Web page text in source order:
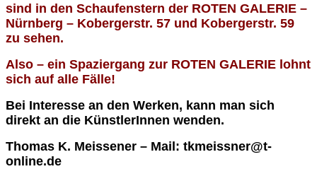
sind in den Schaufenstern der ROTEN GALERIE –
Nürnberg – Kobergerstr. 57 und Kobergerstr. 59
zu sehen.
Also – ein Spaziergang zur ROTEN GALERIE lohnt
sich auf alle Fälle!
Bei Interesse an den Werken, kann man sich
direkt an die KünstlerInnen wenden.
Thomas K. Meissener – Mail: tkmeissner@t-
online.de